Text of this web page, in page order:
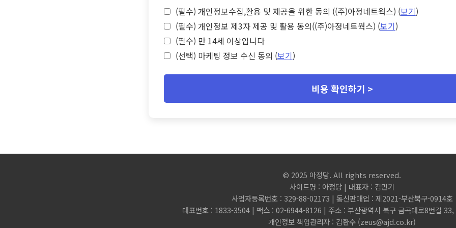
(필수) 개인정보수집,활용 및 제공을 위한 동의 ((주)아정네트웍스) (보기)
(필수) 개인정보 제3자 제공 및 활용 동의((주)아정네트웍스) (보기)
(필수) 만 14세 이상입니다
(선택) 마케팅 정보 수신 동의 (보기)
비용 확인하기 >
© 2025 아정당. All rights reserved.
사이트명 : 아정당 | 대표자 : 김민기
사업자등록번호 : 329-88-02173 | 통신판매업 : 제2021-부산북구-0914호
대표번호 : 1833-3504 | 팩스 : 02-6944-8126 | 주소 : 부산광역시 북구 금곡대로8번길 33,
개인정보 책임관리자 : 김환수 (zeus@ajd.co.kr)